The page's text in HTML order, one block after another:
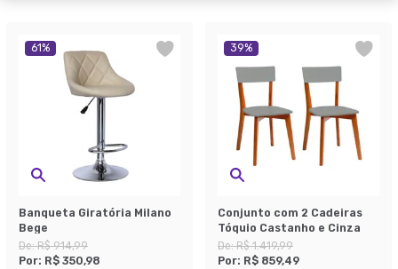
61%
Banqueta Giratória Milano
Bege
De:R$ 914,99
Por: R$ 350,98
39%
Conjunto com 2 Cadeiras
Tóquio Castanho e Cinza
De:R$ 1.419,99
Por: R$ 859,49